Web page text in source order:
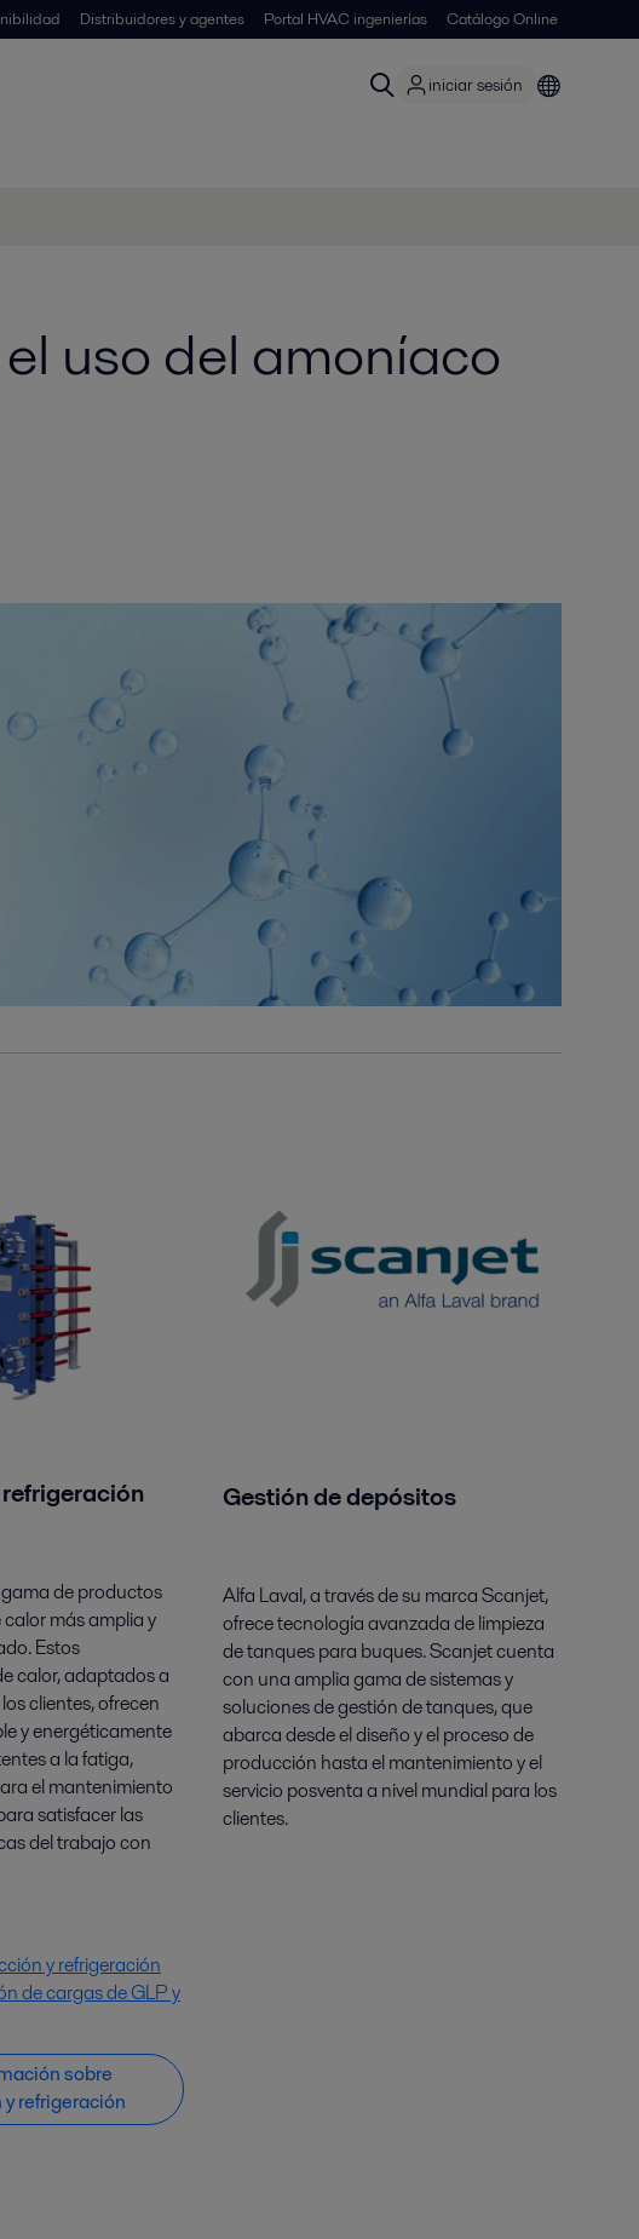
Distribuidores y agentes Portal HVAC ingenierías Catálogo Online
iniciar sesión
uso del amoníaco
de productos
más amplia y
Estos
calor, adaptados a
clientes, ofrecen
y energéticamente
a la fatiga,
el mantenimiento
satisfacer las
del trabajo con
y refrigeración
de cargas de GLP y
sobre
refrigeración
Gestión de depósitos
Alfa Laval, a través de su marca Scanjet,
ofrece tecnología avanzada de limpieza
de tanques para buques. Scanjet cuenta
con una amplia gama de sistemas y
soluciones de gestión de tanques, que
abarca desde el diseño y el proceso de
producción hasta el mantenimiento y el
servicio posventa a nivel mundial para los
clientes.